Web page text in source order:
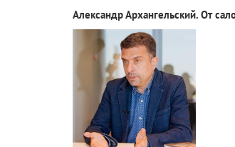
Александр Архангельский. От